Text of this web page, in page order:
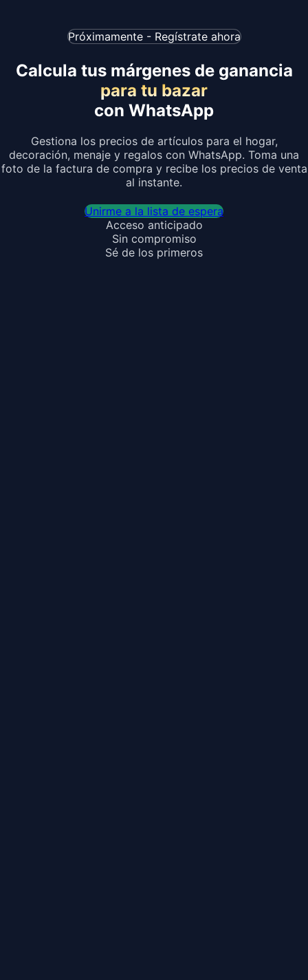
Próximamente - Regístrate ahora
Calcula tus márgenes de ganancia
para tu bazar
con WhatsApp
Gestiona los precios de artículos para el hogar,
decoración, menaje y regalos con WhatsApp. Toma una
foto de la factura de compra y recibe los precios de venta
al instante.
Unirme a la lista de espera
Acceso anticipado
Sin compromiso
Sé de los primeros